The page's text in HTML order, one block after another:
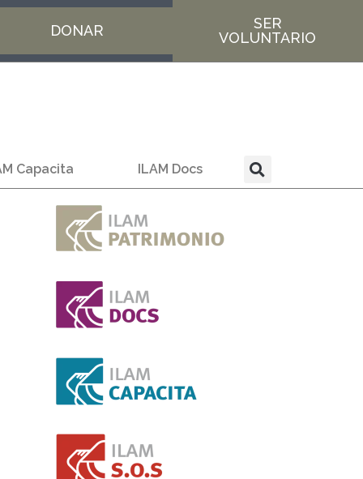
DONAR
SER
VOLUNTARIO
Capacita ILAM Docs